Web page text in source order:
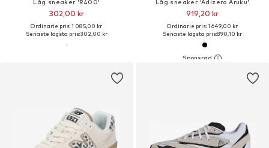
Låg sneaker 'R400'
302,00 kr
Ordinarie pris: 1 085,00 kr
Senaste lägsta pris:302,00 kr
Låg sneaker 'Adizero Aruku'
919,20 kr
Ordinarie pris: 1 649,00 kr
Senaste lägsta pris:890,10 kr